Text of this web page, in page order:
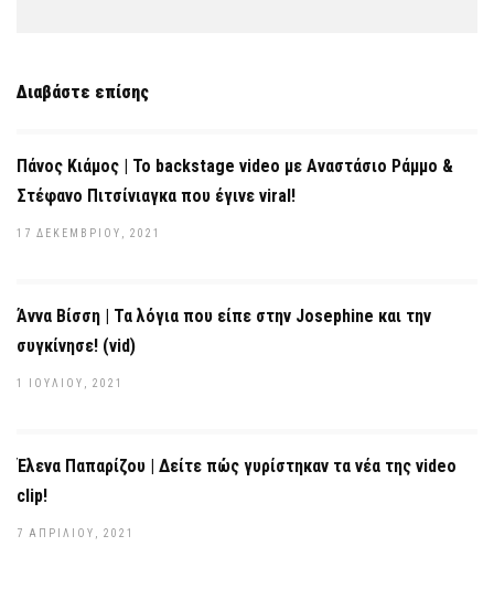
Διαβάστε επίσης
Πάνος Κιάμος | Το backstage video με Αναστάσιο Ράμμο &
Στέφανο Πιτσίνιαγκα που έγινε viral!
17 ΔΕΚΕΜΒΡΊΟΥ, 2021
Άννα Βίσση | Τα λόγια που είπε στην Josephine και την
συγκίνησε! (vid)
1 ΙΟΥΛΊΟΥ, 2021
Έλενα Παπαρίζου | Δείτε πώς γυρίστηκαν τα νέα της video
clip!
7 ΑΠΡΙΛΊΟΥ, 2021